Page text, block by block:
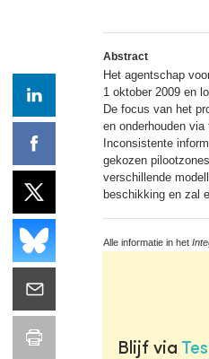
Abstract
Het agentschap
1 oktober 2009 en
De focus van het
en onderhouden
Inconsistente
gekozen
verschillende
beschikking en zal
Alle informatie in het
Blijf via